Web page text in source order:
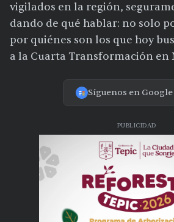
vigilados en la región,
dando de qué hablar: no solo
por quiénes son los que hoy
a la Cuarta Transformación en
Síguenos en
PUBLICIDAD